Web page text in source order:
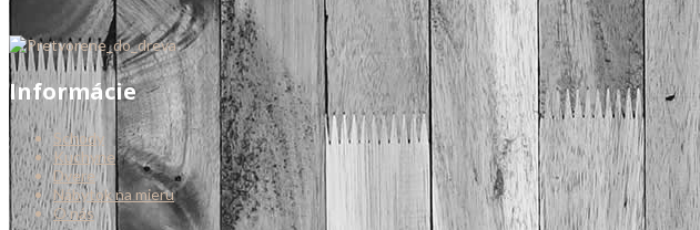
Informácie
Schody
Kuchyne
Dvere
Nábytok na mieru
O nás